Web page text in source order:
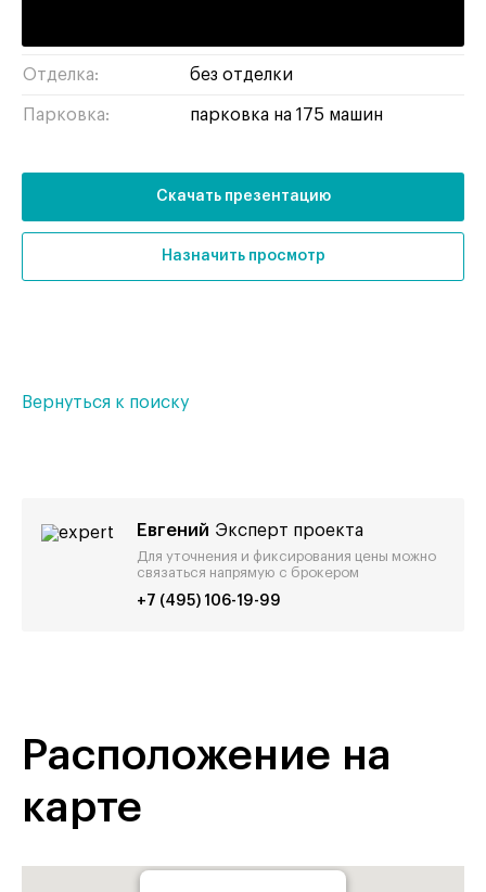
Отделка: без отделки
Парковка: парковка на 175 машин
Скачать презентацию
Назначить просмотр
Вернуться к поиску
Евгений Эксперт проекта
Для уточнения и фиксирования цены можно
связаться напрямую с брокером
+7 (495) 106-19-99
Расположение на
карте